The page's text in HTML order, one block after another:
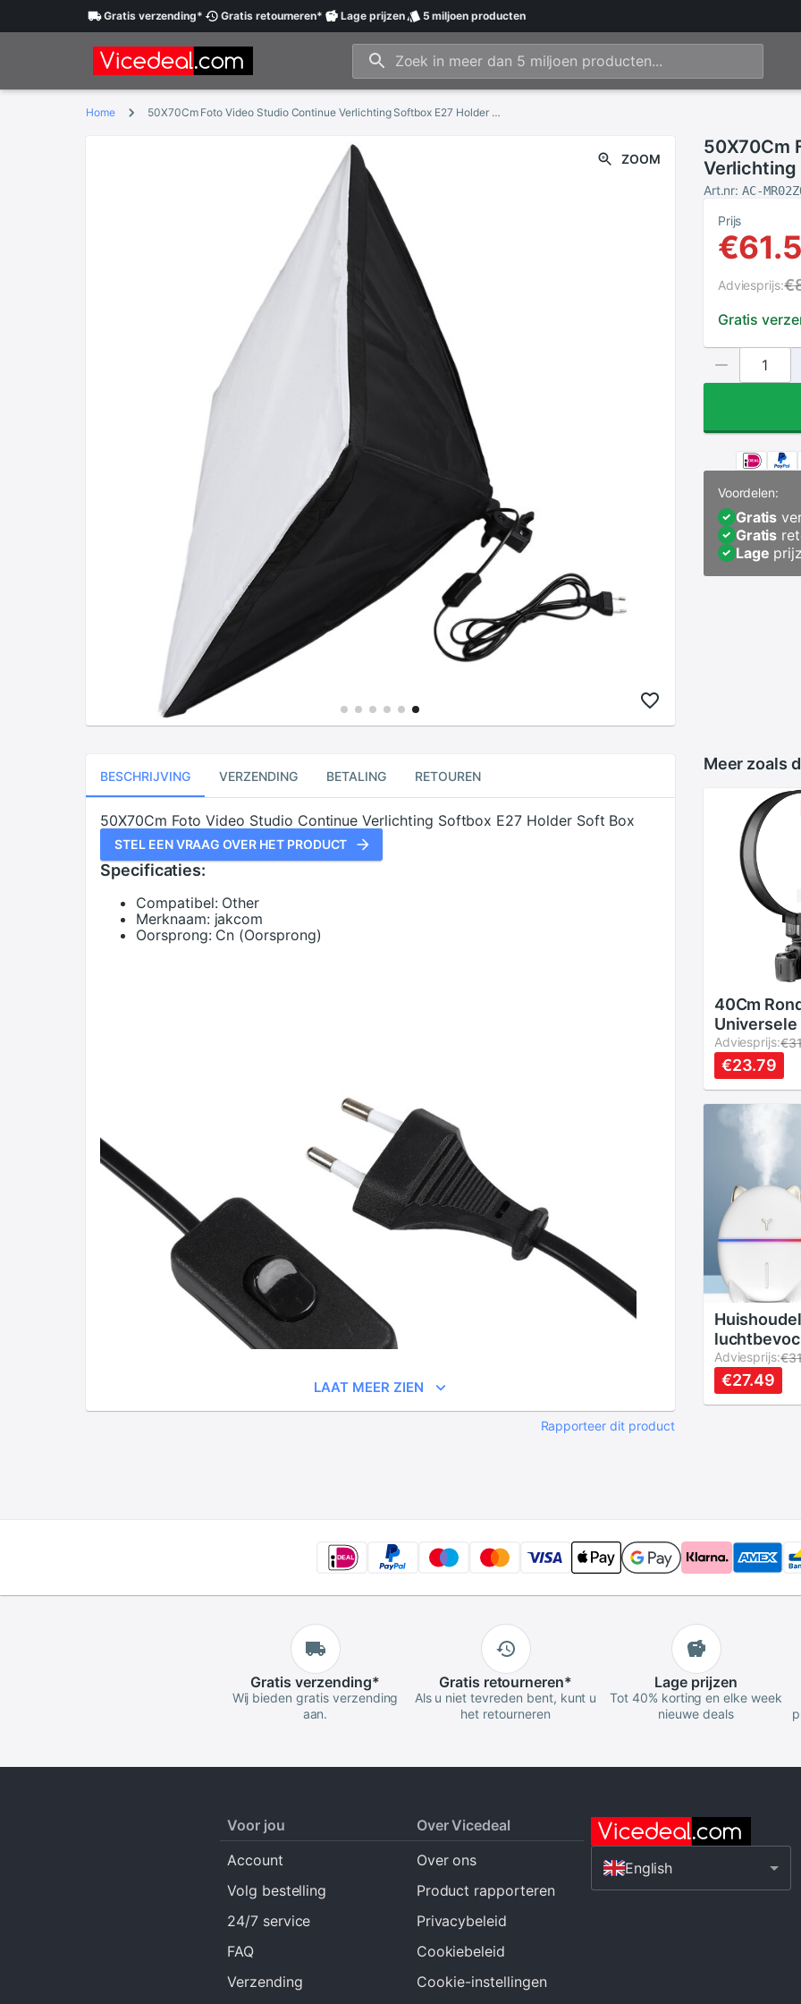
Gratisverzending* Gratisretourneren* Lageprijzen 5 miljoen producten
Home 50X70Cm Foto Video Studio Continue Verlichting Softbox E27 Holder Soft Box
ZOOM
50X70Cm
Verlichting
Art.nr:AC-
Prijs
Gratis
Adviesprijs:
Voordelen:
Gratis
Gratis
Lage
BESCHRIJVING VERZENDING BETALING RETOUREN
50X70Cm Foto Video Studio Continue Verlichting Softbox E27 Holder Soft Box
STEL EEN VRAAG OVER HET PRODUCT
Specificaties:
Compatibel: Other
Merknaam: jakcom
Oorsprong: Cn (Oorsprong)
LAAT MEER ZIEN
Rapporteer dit product
Meer zoals
40Cm
Speedlight
Flash
Soft Box
Adviesprijs:
€23.79
kleine beer
Adviesprijs:
€27.49
Gratis verzending*
Wij bieden gratis verzending
aan.
Gratis retourneren*
Als u niet tevreden bent, kunt u
het retourneren
Lage prijzen
Tot 40% korting en elke week
nieuwe deals
Voor jou
Account
Volg bestelling
24/7 service
FAQ
Verzending
Over Vicedeal
Over ons
Product rapporteren
Privacybeleid
Cookiebeleid
Cookie-instellingen
English